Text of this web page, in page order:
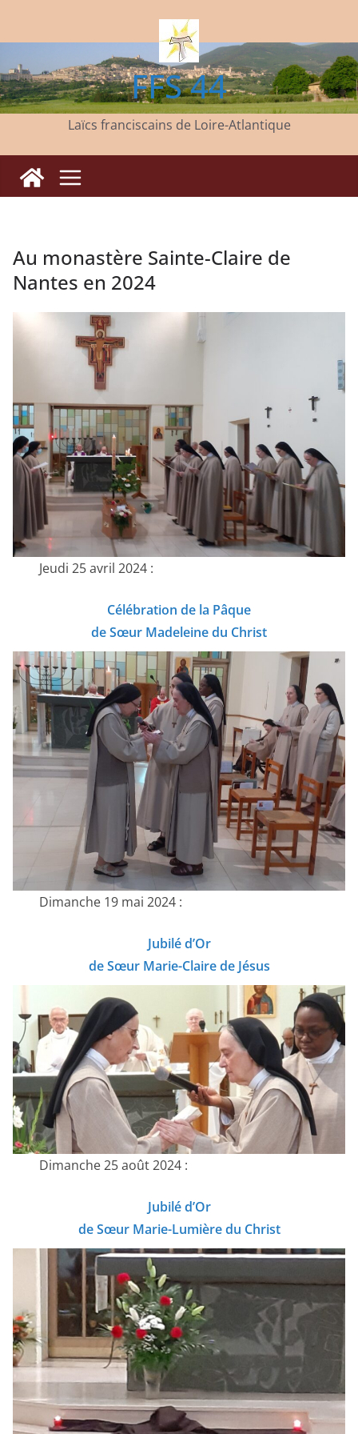
FFS 44
Laïcs franciscains de Loire-Atlantique
Au monastère Sainte-Claire de
Nantes en 2024
Jeudi 25 avril 2024 :
Célébration de la Pâque
de Sœur Madeleine du Christ
Dimanche 19 mai 2024 :
Jubilé d’Or
de Sœur Marie-Claire de Jésus
Dimanche 25 août 2024 :
Jubilé d’Or
de Sœur Marie-Lumière du Christ